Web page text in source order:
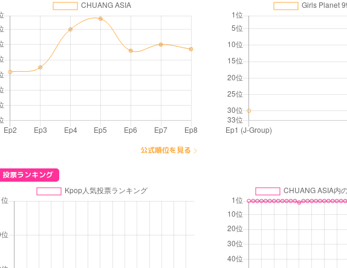
公式順位を見る
投票ランキング